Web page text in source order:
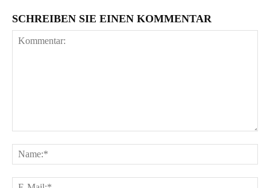
SCHREIBEN SIE EINEN KOMMENTAR